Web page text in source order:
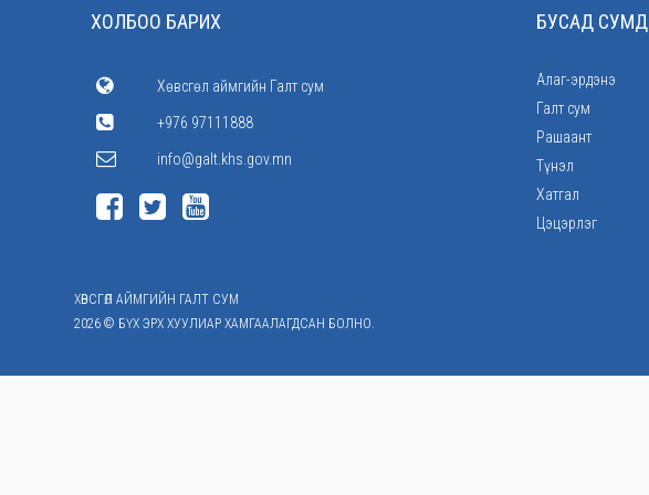
ХОЛБОО БАРИХ
Хөвсгөл аймгийн Галт сум
+976 97111888
info@galt.khs.gov.mn
БУСАД СУМД
Алаг-эрдэнэ
Галт сум
Рашаант
Түнэл
Хатгал
Цэцэрлэг
ХӨВСГӨЛ АЙМГИЙН ГАЛТ СУМ
2026 © БҮХ ЭРХ ХУУЛИАР ХАМГААЛАГДСАН БОЛНО.